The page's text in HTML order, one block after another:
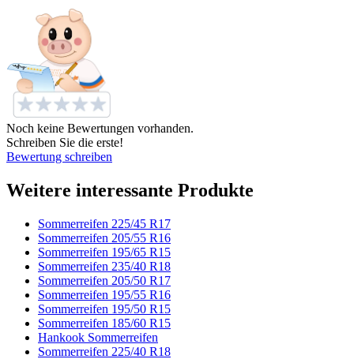
Noch keine Bewertungen vorhanden.
Schreiben Sie die erste!
Bewertung schreiben
Weitere interessante Produkte
Sommerreifen 225/45 R17
Sommerreifen 205/55 R16
Sommerreifen 195/65 R15
Sommerreifen 235/40 R18
Sommerreifen 205/50 R17
Sommerreifen 195/55 R16
Sommerreifen 195/50 R15
Sommerreifen 185/60 R15
Hankook Sommerreifen
Sommerreifen 225/40 R18